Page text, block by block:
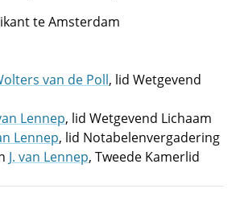
te Amsterdam
van de Poll, lid Wetgevend
Lennep, lid Wetgevend Lichaam
Lennep, lid Notabelenvergadering
J. van Lennep, Tweede Kamerlid